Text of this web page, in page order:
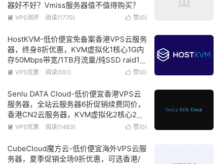
器好不好？Vmiss服务器值不值得购买？
 赞(0)
 VPS测评 阅读(1770)
HostKVM-低价便宜免备案香港VPS云服务
器，终身8折优惠，KVM虚拟化1核心1G内
存50Mbps带宽/1TB月流量/纯SSD raid10
阵列低至$5.6/月
 赞(0)
 VPS优惠 阅读(551)
Senlu DATA Cloud-低价便宜香港VPS云
服务器，全站云服务器6折促销续费同价，
香港CN2云服务器，KVM虚拟化2核心2G
内存3Mbps带宽不限流量低至18元/月
 赞(0)
 VPS优惠 阅读(1463)
CubeCloud魔方云-低价便宜海外VPS云服
务器，夏季促销全场9折优惠，可选香港/